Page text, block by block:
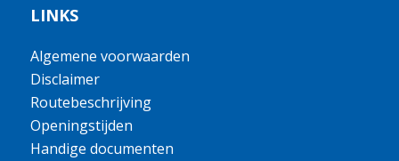
LINKS
Algemene voorwaarden
Disclaimer
Routebeschrijving
Openingstijden
Handige documenten